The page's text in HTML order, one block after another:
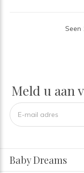
Seen
Meld u aan
Baby Dreams